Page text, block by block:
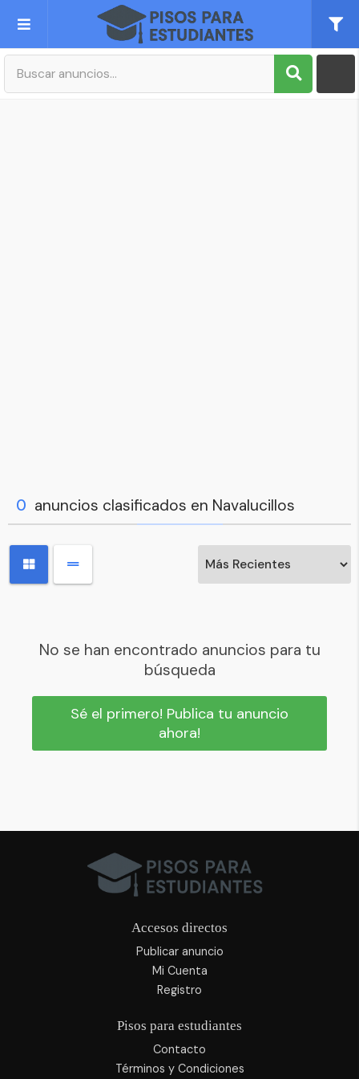
Publica tu Anuncio
0 anuncios clasificados en Navalucillos
No se han encontrado anuncios para tu
búsqueda
Sé el primero! Publica tu anuncio
ahora!
Accesos directos
Publicar anuncio
Mi Cuenta
Registro
Pisos para estudiantes
Contacto
Términos y Condiciones